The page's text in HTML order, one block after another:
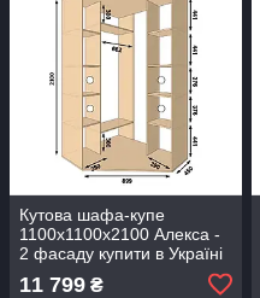
Кутова шафа-купе
1100х1100х2100 Алекса -
2 фасаду купити в Україні
11 799 ₴